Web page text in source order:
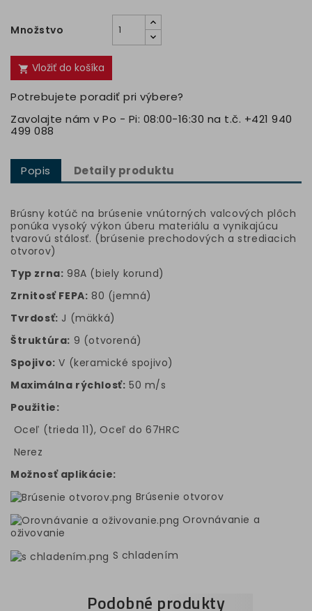
Množstvo
 Vložiť do košíka
Potrebujete poradiť pri výbere?
Zavolajte nám v Po - Pi: 08:00-16:30 na t.č. +421 940
499 088
Popis Detaily produktu
Brúsny kotúč na brúsenie vnútorných valcových plôch
ponúka vysoký výkon úberu materiálu a vynikajúcu
tvarovú stálosť. (brúsenie prechodových a strediacich
otvorov)
Typ zrna: 98A (biely korund)
Zrnitosť FEPA: 80 (jemná)
Tvrdosť: J (mäkká)
Štruktúra: 9 (otvorená)
Spojivo: V (keramické spojivo)
Maximálna rýchlosť: 50 m/s
Použitie:
Oceľ (trieda 11), Oceľ do 67HRC
Nerez
Možnosť aplikácie:
Brúsenie otvorov
Orovnávanie a
oživovanie
S chladením
Podobné produkty